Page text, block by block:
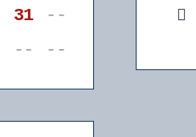
31
--
-- --